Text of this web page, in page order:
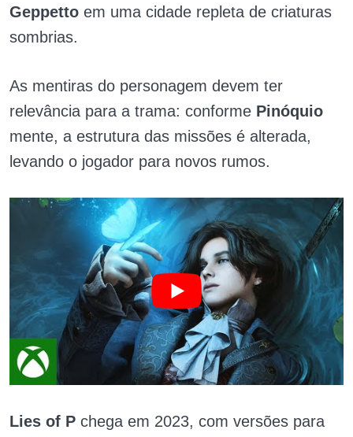
Geppetto em uma cidade repleta de criaturas
sombrias.
As mentiras do personagem devem ter
relevância para a trama: conforme Pinóquio
mente, a estrutura das missões é alterada,
levando o jogador para novos rumos.
Lies of P chega em 2023, com versões para